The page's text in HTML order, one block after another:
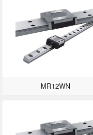
MR12WN